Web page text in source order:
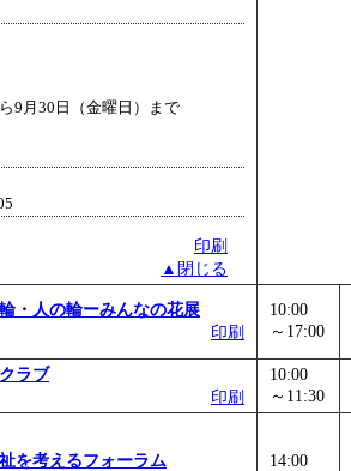
9月30日（金曜日）まで
印刷
▲閉じる
・人の輪ーみんなの花展
印刷
10:00
～17:00
ラブ
印刷
10:00
～11:30
を考えるフォーラム
14:00